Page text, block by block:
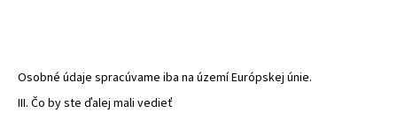
Osobné údaje spracúvame iba na území Európskej únie.
III. Čo by ste ďalej mali vedieť